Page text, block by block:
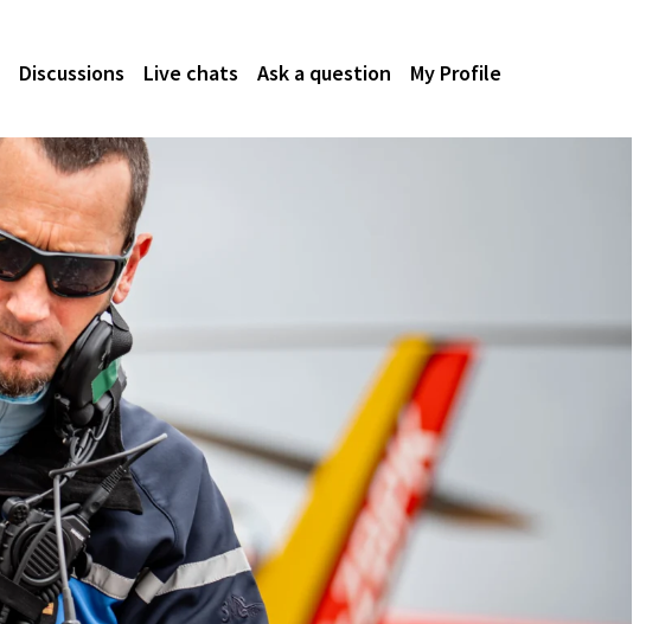
Discussions Live chats Ask a question My Profile